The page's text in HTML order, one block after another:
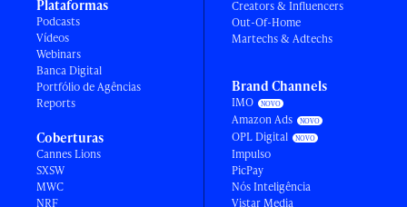
Plataformas
Podcasts
Vídeos
Webinars
Banca Digital
Portfólio de Agências
Reports
Coberturas
Cannes Lions
SXSW
MWC
NRF
Creators & Influencers
Out-Of-Home
Martechs & Adtechs
Brand Channels
IMO
Amazon Ads
OPL Digital
Impulso
PicPay
Nós Inteligência
Vistar Media